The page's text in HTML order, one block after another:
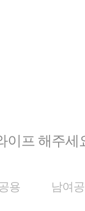
이프 해주세
용 남여